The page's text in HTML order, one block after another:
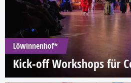
Löwinnenhof*
Kick-off Workshops für